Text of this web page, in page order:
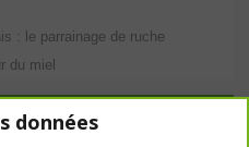
données
: le parrainage de ruche
du miel